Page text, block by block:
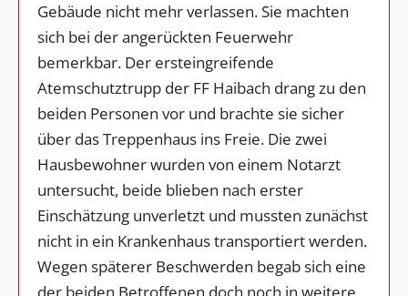
Gebäude nicht mehr verlassen. Sie machten
sich bei der angerückten Feuerwehr
bemerkbar. Der ersteingreifende
Atemschutztrupp der FF Haibach drang zu den
beiden Personen vor und brachte sie sicher
über das Treppenhaus ins Freie. Die zwei
Hausbewohner wurden von einem Notarzt
untersucht, beide blieben nach erster
Einschätzung unverletzt und mussten zunächst
nicht in ein Krankenhaus transportiert werden.
Wegen späterer Beschwerden begab sich eine